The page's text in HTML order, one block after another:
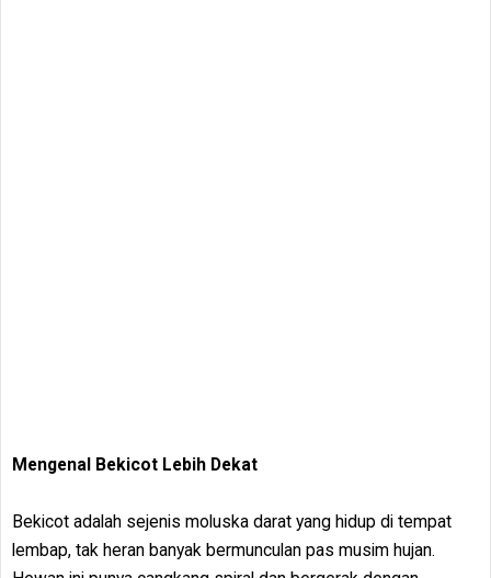
Mengenal Bekicot Lebih Dekat
Bekicot adalah sejenis moluska darat yang hidup di tempat
lembap, tak heran banyak bermunculan pas musim hujan.